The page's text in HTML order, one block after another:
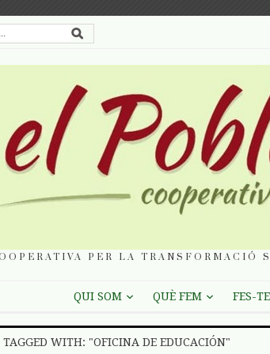
PER LA
QUI SOM QUÈ FEM FES-
TAGGED WITH: "OFICINA DE EDUCACIÓN"